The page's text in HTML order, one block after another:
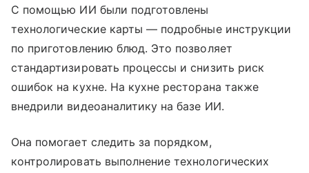
С помощью ИИ были подготовлены
технологические карты — подробные инструкции
по приготовлению блюд. Это позволяет
стандартизировать процессы и снизить риск
ошибок на кухне. На кухне ресторана также
внедрили видеоаналитику на базе ИИ.
Она помогает следить за порядком,
контролировать выполнение технологических